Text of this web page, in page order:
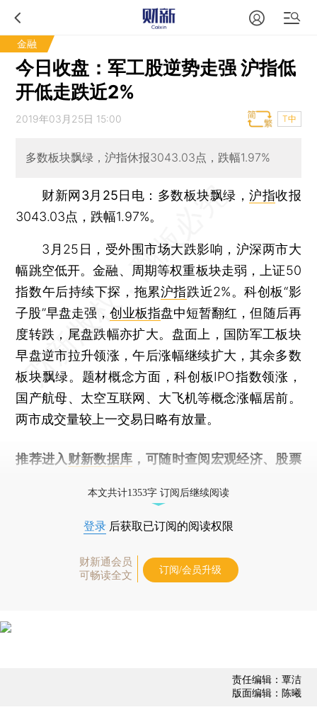
金融
今日收盘：军工股逆势走强 沪指低
开低走跌近2%
2019年03月25日 15:00 T中
多数板块飘绿，沪指休报3043.03点，跌幅1.97%
财新网3月25日电 ：多数板块飘绿，沪指收报
3043.03点，跌幅1.97%。
3月25日，受外围市场大跌影响，沪深两市大
幅跳空低开。金融、周期等权重板块走弱，上证50
指数午后持续下探，拖累沪指跌近2%。科创板“影
子股”早盘走强， 创业板指盘中短暂翻红，但随后再
度转跌，尾盘跌幅亦扩大。盘面上，国防军工板块
早盘逆市拉升领涨，午后涨幅继续扩大，其余多数
板块飘绿。题材概念方面，科创板IPO指数领涨，
国产航母、太空互联网、大飞机等概念涨幅居前。
两市成交量较上一交易日略有放量。
推荐进入 财新数据库 ，可随时查阅宏观经济、股票
本文共计1353字 订阅后继续阅读
登录 后获取已订阅的阅读权限
财新通会员
可畅读全文
订阅/会员升级
责任编辑：覃洁
版面编辑：陈曦